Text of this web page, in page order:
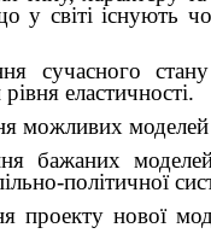
у світі існують
сучасного
еластичності.
можливих
бажаних моделей
політичної
проекту нової